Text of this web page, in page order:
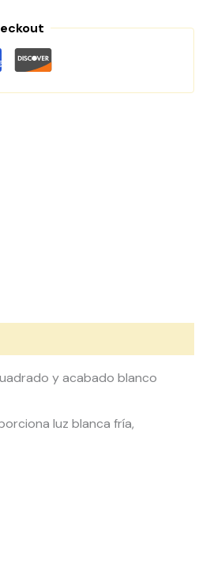
y acabado blanco
luz blanca fría,